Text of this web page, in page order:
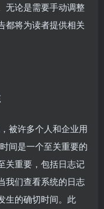
无论是需要手动调整
都将为读者提供相关
被许多个人和企业用
间是一个至关重要的
关重要，包括日志记
我们查看系统的日志
生的确切时间。此